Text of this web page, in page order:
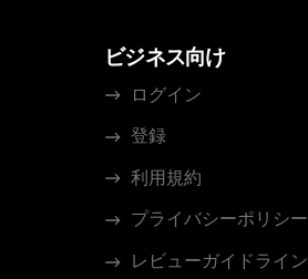
ビジネス向け
ログイン
登録
利用規約
プライバシーポリシー
レビューガイドライン